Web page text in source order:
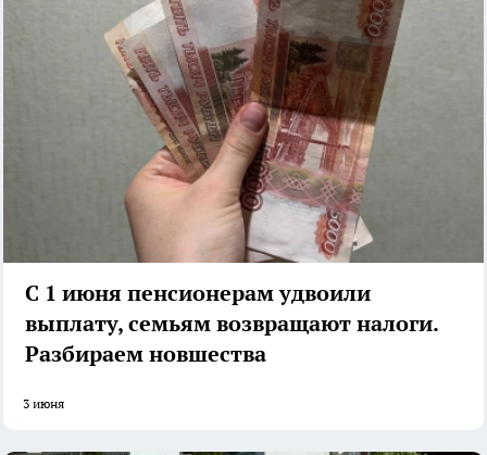
С 1 июня пенсионерам удвоили
выплату, семьям возвращают налоги.
Разбираем новшества
3 июня